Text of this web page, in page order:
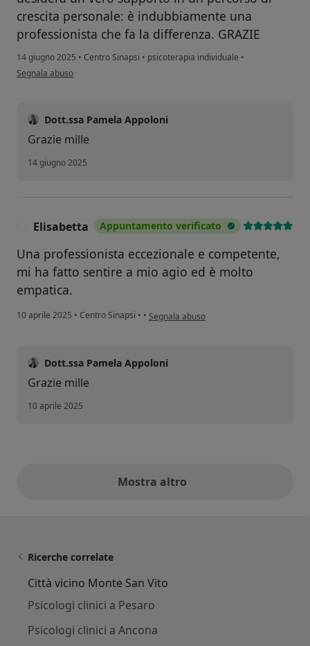
crescita personale: è indubbiamente una
professionista che fa la differenza. GRAZIE
14 giugno 2025 • Centro Sinapsi • psicoterapia individuale •
secondo l'opinione dell'utente M. Pupi
Segnala abuso
Dott.ssa Pamela Appoloni
Grazie mille
14 giugno 2025
Elisabetta Appuntamento verificato
Una professionista eccezionale e competente,
mi ha fatto sentire a mio agio ed è molto
empatica.
10 aprile 2025 • Centro Sinapsi • • secondo l'opinione dell'utente Elisabetta
Segnala abuso
Dott.ssa Pamela Appoloni
Grazie mille
10 aprile 2025
Mostra altroopinioni di cui sopra
Ricerche correlate
Città vicino Monte San Vito
Psicologi clinici a Pesaro
Psicologi clinici a Ancona